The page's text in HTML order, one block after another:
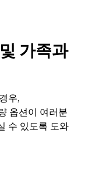
가족과
우,
옵션이 여러분
수 있도록 도와